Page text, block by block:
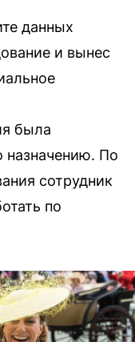
данных
и вынес
была
назначению. По
сотрудник
по